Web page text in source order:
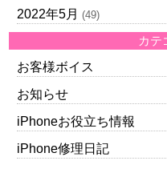
2022年5月 (49)
カテ
お客様ボイス
お知らせ
iPhoneお役立ち情報
iPhone修理日記